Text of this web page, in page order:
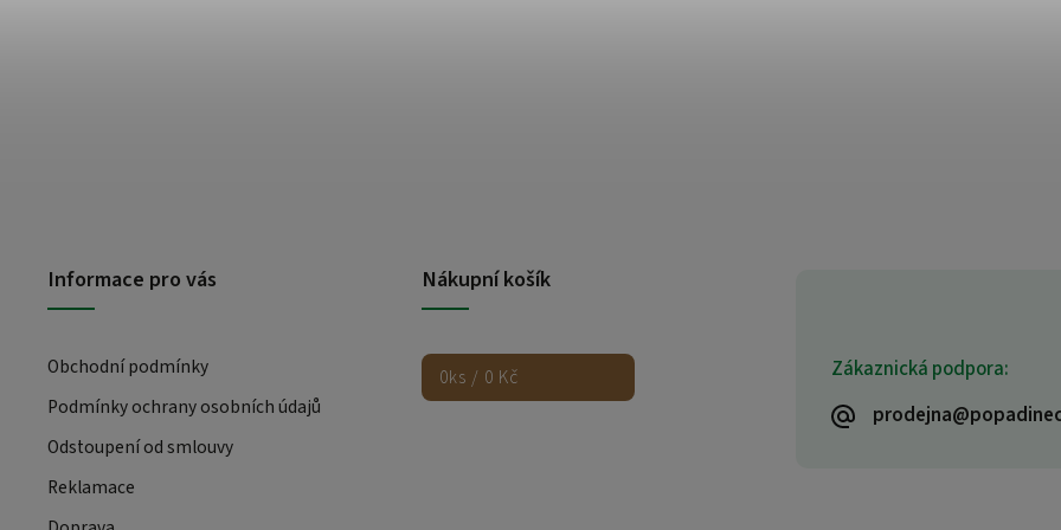
Zákaznická podpora:
Informace pro vás
Obchodní podmínky
Podmínky ochrany osobních údajů
Odstoupení od smlouvy
Reklamace
Nákupní košík
0ks / 0 Kč